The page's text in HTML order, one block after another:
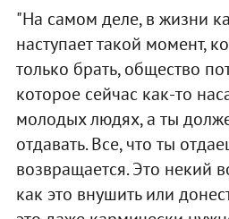
"На самом деле, в жизни
наступает такой момент,
только брать, общество
которое сейчас как-то
молодых людях, а ты
отдавать. Все, что ты
возвращается. Это некий
как это внушить или